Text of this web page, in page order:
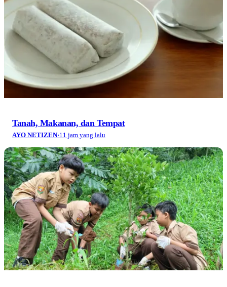
Tanah, Makanan, dan Tempat
AYO NETIZEN·11 jam yang lalu